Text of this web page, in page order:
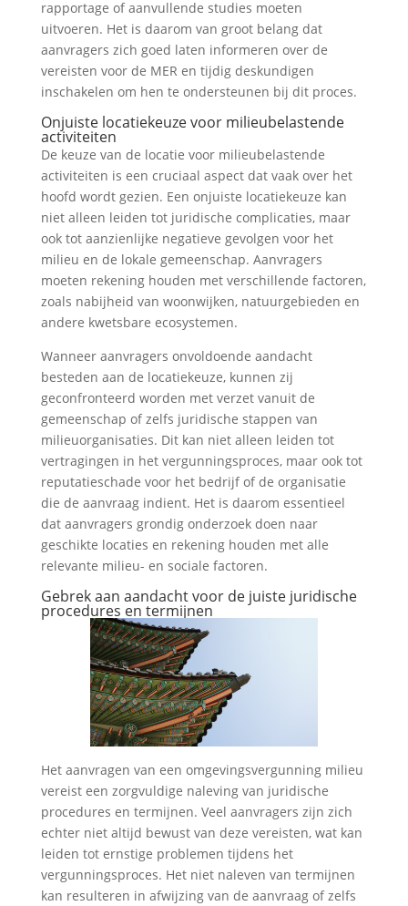
rapportage of aanvullende studies moeten
uitvoeren. Het is daarom van groot belang dat
aanvragers zich goed laten informeren over de
vereisten voor de MER en tijdig deskundigen
inschakelen om hen te ondersteunen bij dit proces.
Onjuiste locatiekeuze voor milieubelastende
activiteiten
De keuze van de locatie voor milieubelastende
activiteiten is een cruciaal aspect dat vaak over het
hoofd wordt gezien. Een onjuiste locatiekeuze kan
niet alleen leiden tot juridische complicaties, maar
ook tot aanzienlijke negatieve gevolgen voor het
milieu en de lokale gemeenschap. Aanvragers
moeten rekening houden met verschillende factoren,
zoals nabijheid van woonwijken, natuurgebieden en
andere kwetsbare ecosystemen.
Wanneer aanvragers onvoldoende aandacht
besteden aan de locatiekeuze, kunnen zij
geconfronteerd worden met verzet vanuit de
gemeenschap of zelfs juridische stappen van
milieuorganisaties. Dit kan niet alleen leiden tot
vertragingen in het vergunningsproces, maar ook tot
reputatieschade voor het bedrijf of de organisatie
die de aanvraag indient. Het is daarom essentieel
dat aanvragers grondig onderzoek doen naar
geschikte locaties en rekening houden met alle
relevante milieu- en sociale factoren.
Gebrek aan aandacht voor de juiste juridische
procedures en termijnen
Het aanvragen van een omgevingsvergunning milieu
vereist een zorgvuldige naleving van juridische
procedures en termijnen. Veel aanvragers zijn zich
echter niet altijd bewust van deze vereisten, wat kan
leiden tot ernstige problemen tijdens het
vergunningsproces. Het niet naleven van termijnen
kan resulteren in afwijzing van de aanvraag of zelfs